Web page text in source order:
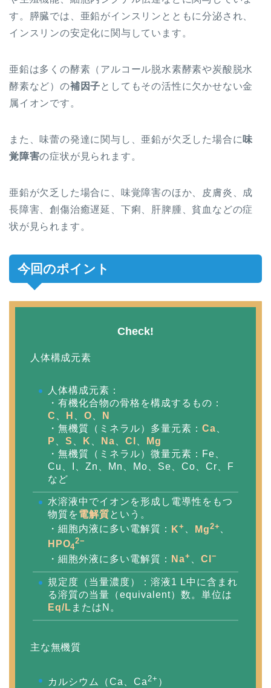
す。膵臓では、亜鉛がインスリンとともに分泌され、
インスリンの安定化に関与しています。
亜鉛は多くの酵素（アルコール脱水素酵素や炭酸脱水
酵素など）の補因子 としてもその活性に欠かせない金
属イオンです。
また、味蕾の発達に関与し、亜鉛が欠乏した場合に 味
覚障害の症状が見られます。
亜鉛が欠乏した場合に、味覚障害のほか、皮膚炎 、成
長障害、創傷治癒遅延、下痢、肝脾腫、貧血 な どの症
状が見られます。
今回のポイント
Check!
人体構成元素
人体構成元素：
・有機化合物の骨格を構成するもの：
C
H O
N
・無機質（ミネラル）多量元素： Ca
P
S K Na Cl
Mg
・無機質（ミネラル）微量元素：Fe、
Cu、I、Zn、Mn、Mo、Se、Co、Cr、F
など
水溶液中でイオンを形成し電導性をもつ
物質を電解質という。
・細胞内液に多い電解質：
K+ 、 Mg2+ 、
HPO4
2−
・細胞外液に多い電解質： Na+ Cl −
規定度（当量濃度）：溶液1 L中に含まれ
る溶質の当量（equivalent）数。単位は
Eq/L またはN。
主な無機質
カルシウム（Ca、Ca 2+ ）